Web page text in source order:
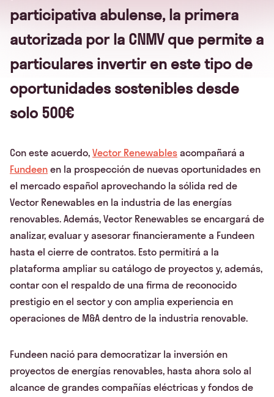
participativa abulense, la primera
autorizada por la CNMV que permite a
particulares invertir en este tipo de
oportunidades sostenibles desde
solo 500€
Con este acuerdo, Vector Renewables acompañará a
Fundeen en la prospección de nuevas oportunidades en
el mercado español aprovechando la sólida red de
Vector Renewables en la industria de las energías
renovables. Además, Vector Renewables se encargará de
analizar, evaluar y asesorar financieramente a Fundeen
hasta el cierre de contratos. Esto permitirá a la
plataforma ampliar su catálogo de proyectos y, además,
contar con el respaldo de una firma de reconocido
prestigio en el sector y con amplia experiencia en
operaciones de M&A dentro de la industria renovable.
Fundeen nació para democratizar la inversión en
proyectos de energías renovables, hasta ahora solo al
alcance de grandes compañías eléctricas y fondos de